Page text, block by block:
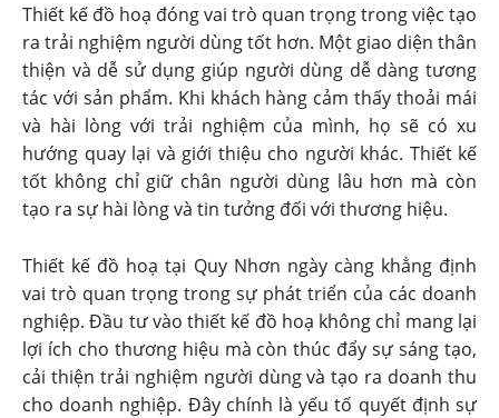
Thiết kế đồ hoạ đóng vai trò quan trọng trong việc tạo
ra trải nghiệm người dùng tốt hơn. Một giao diện thân
thiện và dễ sử dụng giúp người dùng dễ dàng tương
tác với sản phẩm. Khi khách hàng cảm thấy thoải mái
và hài lòng với trải nghiệm của mình, họ sẽ có xu
hướng quay lại và giới thiệu cho người khác. Thiết kế
tốt không chỉ giữ chân người dùng lâu hơn mà còn
tạo ra sự hài lòng và tin tưởng đối với thương hiệu.
Thiết kế đồ hoạ tại Quy Nhơn ngày càng khẳng định
vai trò quan trọng trong sự phát triển của các doanh
nghiệp. Đầu tư vào thiết kế đồ hoạ không chỉ mang lại
lợi ích cho thương hiệu mà còn thúc đẩy sự sáng tạo,
cải thiện trải nghiệm người dùng và tạo ra doanh thu
cho doanh nghiệp. Đây chính là yếu tố quyết định sự